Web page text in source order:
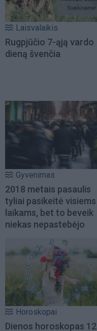
Laisvalaikis
Rugpjūčio 7-ąją vardo
dieną švenčia
Gyvenimas
2018 metais pasaulis
tyliai pasikeitė visiems
laikams, bet to beveik
niekas nepastebėjo
Horoskopai
Dienos horoskopas 12